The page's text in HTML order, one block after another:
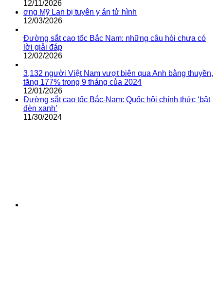
12/11/2026
ơng Mỹ Lan bị tuyên y án tử hình
12/03/2026
Đường sắt cao tốc Bắc Nam: những câu hỏi chưa có
lời giải đáp
12/02/2026
3,132 người Việt Nam vượt biên qua Anh bằng thuyền,
tăng 177% trong 9 tháng của 2024
12/01/2026
Đường sắt cao tốc Bắc-Nam: Quốc hội chính thức ‘bật
đèn xanh’
11/30/2024